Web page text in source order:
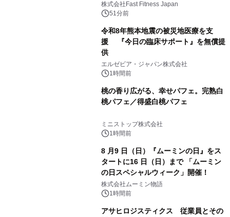
株式会社Fast Fitness Japan
51分前
令和8年熊本地震の被災地医療を支
援 『今日の臨床サポート』を無償提
供
エルゼビア・ジャパン株式会社
1時間前
桃の香り広がる、幸せパフェ。完熟白
桃パフェ／得盛白桃パフェ
ミニストップ株式会社
1時間前
8 月9 日（日）『ムーミンの日』をス
タートに16 日（日）まで 「ムーミン
の日スペシャルウィーク」開催！
株式会社ムーミン物語
1時間前
アサヒロジスティクス 従業員とその